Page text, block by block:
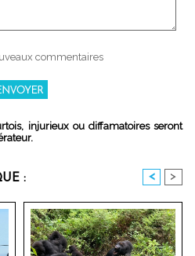
commentaires
injurieux ou diffamatoires seront
: < >